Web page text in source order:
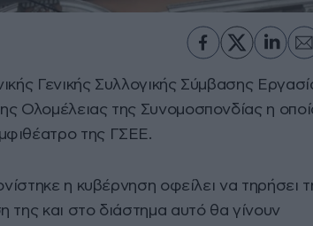
Γενικής Συλλογικής Σύμβασης
Ολομέλειας της Συνομοσπονδίας η
της ΓΣΕΕ.
η κυβέρνηση οφείλει να τηρήσει
της και στο διάστημα αυτό θα γίνουν